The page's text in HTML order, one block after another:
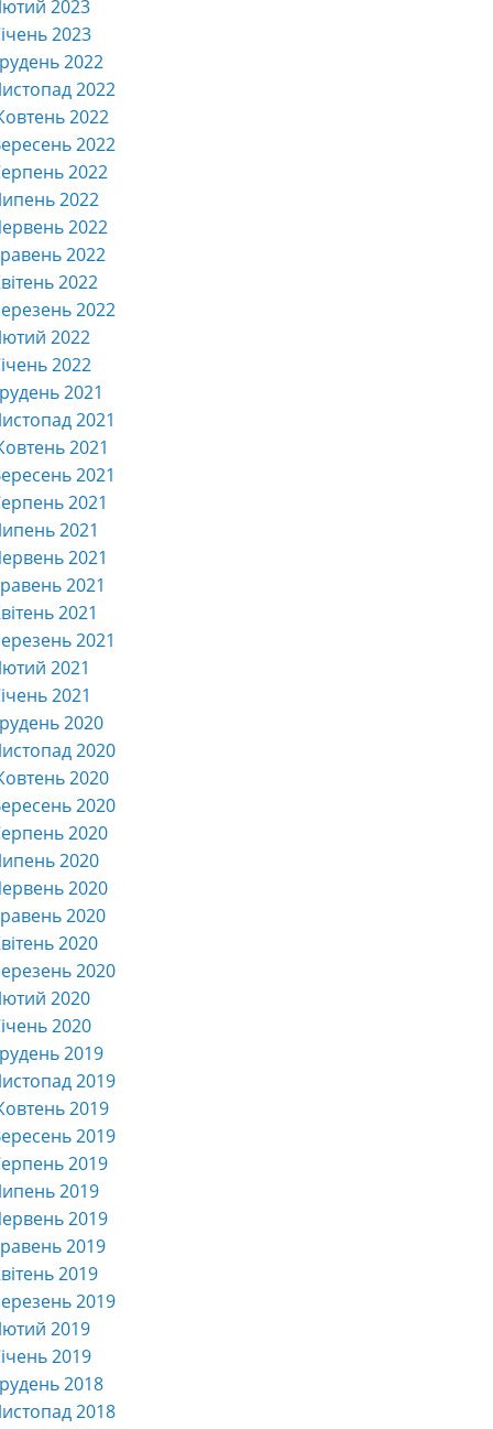
2023
2023
2022
2022
2022
2022
2022
2022
2022
2022
2022
2022
2022
2022
2021
2021
2021
2021
2021
2021
2021
2021
2021
2021
2021
2021
2020
2020
2020
2020
2020
2020
2020
2020
2020
2020
2020
2020
2019
2019
2019
2019
2019
2019
2019
2019
2019
2019
2019
2019
2018
2018